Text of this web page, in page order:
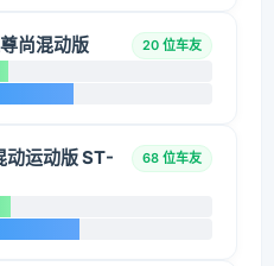
尚混动版 20 位车友
运动版 ST-
68 位车友